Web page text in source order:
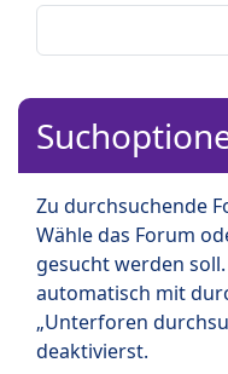
Zu durchsuchende
Wähle das Forum
gesucht werden
automatisch mit
„Unterforen
deaktivierst.